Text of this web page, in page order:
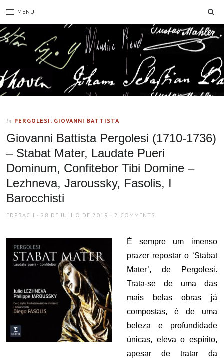
MENU
In PERGOLESI, GIOVANNI BATTISTA
Giovanni Battista Pergolesi (1710-1736)
– Stabat Mater, Laudate Pueri
Dominum, Confitebor Tibi Domine –
Lezhneva, Jaroussky, Fasolis, I
Barocchisti
AUTHOR
FDPBACH
POSTED
28 DE JULHO DE 2019 2 COMMENTS
É sempre um imenso
prazer repostar o ‘Stabat
Mater’, de Pergolesi.
Trata-se de uma das
mais belas obras já
compostas, é de uma
beleza e profundidade
únicas, eleva o espírito,
apesar de tratar da